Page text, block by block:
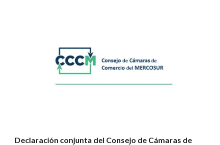
Declaración conjunta del Consejo de Cámaras de